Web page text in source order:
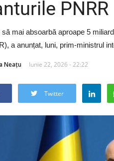
PNRR
mai absoarbă aproape 5
a anunțat, luni, prim-ministrul
Neațu Iunie 22, 2026 - 22:22
Twitter